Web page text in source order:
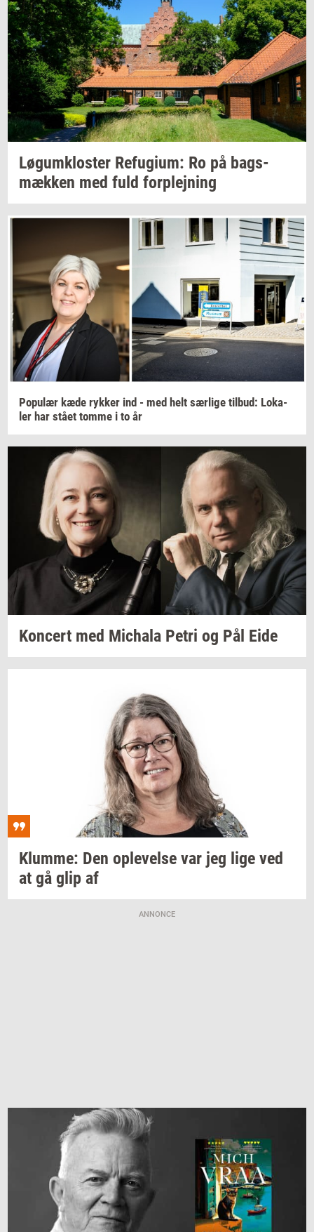
Løgum­klo­ster Re­fu­gi­um: Ro på bags­
mæk­ken med fuld for­plej­ning
Po­pu­lær kæde ryk­ker ind - med helt sær­li­ge til­bud: Lo­ka­
ler har stået tomme i to år
Kon­cert med Mi­cha­la Petri og Pål Eide
Klum­me: Den op­le­vel­se var jeg lige ved
at gå glip af
ANNONCE